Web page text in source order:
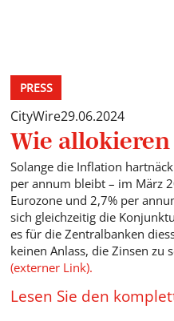
PRESS
CityWire29.06.2024
Wie
Solange die Inflation
per annum bleibt – im März
Eurozone und 2,7% per
sich gleichzeitig die
es für die Zentralbanken
keinen Anlass, die Zinsen zu
(externer Link).
Lesen Sie den